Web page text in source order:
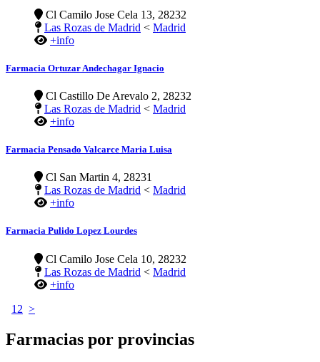
Cl Camilo Jose Cela 13, 28232
Las Rozas de Madrid < Madrid
+info
Farmacia Ortuzar Andechagar Ignacio
Cl Castillo De Arevalo 2, 28232
Las Rozas de Madrid < Madrid
+info
Farmacia Pensado Valcarce Maria Luisa
Cl San Martin 4, 28231
Las Rozas de Madrid < Madrid
+info
Farmacia Pulido Lopez Lourdes
Cl Camilo Jose Cela 10, 28232
Las Rozas de Madrid < Madrid
+info
1 2 >
Farmacias por provincias